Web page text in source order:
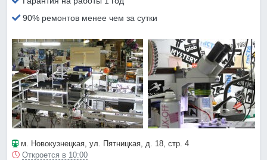
90% ремонтов менее чем за сутки
м. Новокузнецкая, ул. Пятницкая, д. 18, стр. 4
Откроется в 10:00